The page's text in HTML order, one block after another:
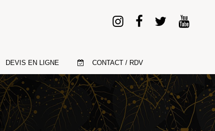
DEVIS EN LIGNE CONTACT / RDV